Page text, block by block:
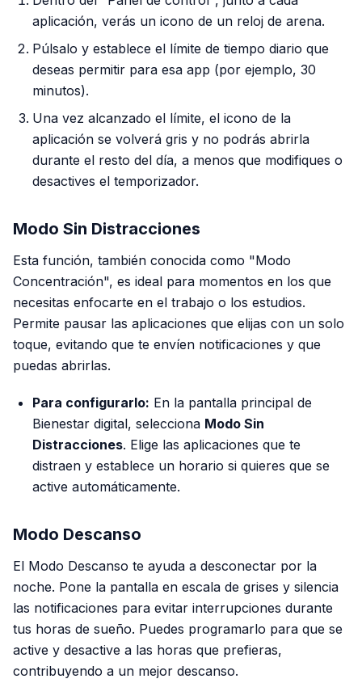
aplicación, verás un icono de un reloj de arena.
Púlsalo y establece el límite de tiempo diario que
deseas permitir para esa app (por ejemplo, 30
minutos).
Una vez alcanzado el límite, el icono de la
aplicación se volverá gris y no podrás abrirla
durante el resto del día, a menos que modifiques o
desactives el temporizador.
Modo Sin Distracciones
Esta función, también conocida como "Modo
Concentración", es ideal para momentos en los que
necesitas enfocarte en el trabajo o los estudios.
Permite pausar las aplicaciones que elijas con un solo
toque, evitando que te envíen notificaciones y que
puedas abrirlas.
Para configurarlo: En la pantalla principal de
Bienestar digital, selecciona Modo Sin
Distracciones. Elige las aplicaciones que te
distraen y establece un horario si quieres que se
active automáticamente.
Modo Descanso
El Modo Descanso te ayuda a desconectar por la
noche. Pone la pantalla en escala de grises y silencia
las notificaciones para evitar interrupciones durante
tus horas de sueño. Puedes programarlo para que se
active y desactive a las horas que prefieras,
contribuyendo a un mejor descanso.